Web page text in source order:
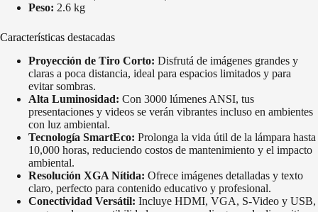
Peso: 2.6 kg
Características destacadas
Proyección de Tiro Corto: Disfrutá de imágenes grandes y
claras a poca distancia, ideal para espacios limitados y para
evitar sombras.
Alta Luminosidad: Con 3000 lúmenes ANSI, tus
presentaciones y videos se verán vibrantes incluso en ambientes
con luz ambiental.
Tecnología SmartEco: Prolonga la vida útil de la lámpara hasta
10,000 horas, reduciendo costos de mantenimiento y el impacto
ambiental.
Resolución XGA Nítida: Ofrece imágenes detalladas y texto
claro, perfecto para contenido educativo y profesional.
Conectividad Versátil: Incluye HDMI, VGA, S-Video y USB,